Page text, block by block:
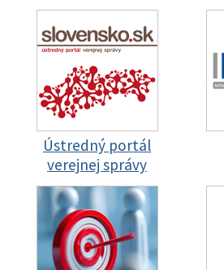
Ústredný portál
verejnej správy